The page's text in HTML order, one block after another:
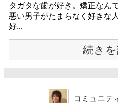
タガタな歯が好き。矯正なん
悪い男子がたまらなく好きな
好...
続き
コミュニテ